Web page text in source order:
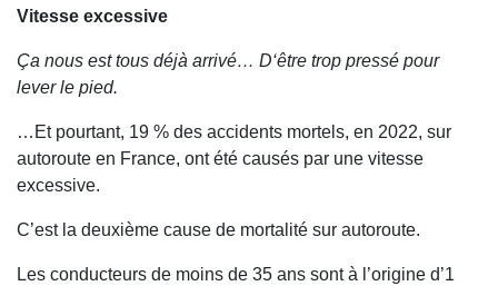
Vitesse excessive
Ça nous est tous déjà arrivé… D‘être trop pressé pour
lever le pied.
…Et pourtant, 19 % des accidents mortels, en 2022, sur
autoroute en France, ont été causés par une vitesse
excessive.
C’est la deuxième cause de mortalité sur autoroute.
Les conducteurs de moins de 35 ans sont à l’origine d’1